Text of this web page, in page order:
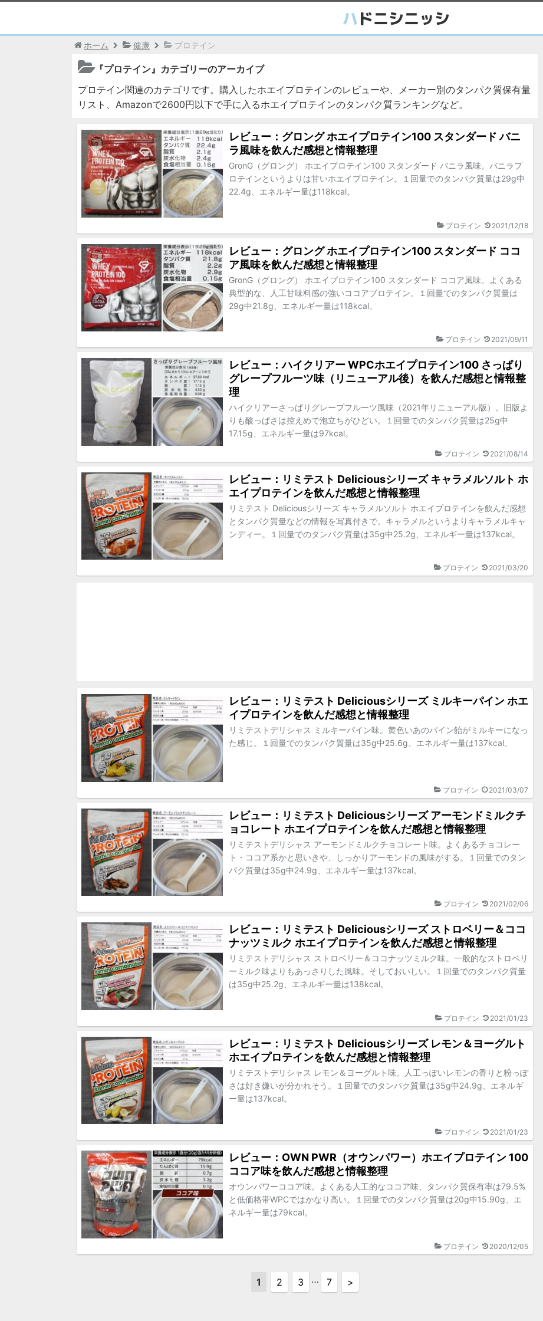
ホーム 健康 プロテイン
『プロテイン』カテゴリーのアーカイブ
プロテイン関連のカテゴリです。購入したホエイプロテインのレビューや、メーカー別のタンパク質保有量
リスト、Amazonで2600円以下で手に入るホエイプロテインのタンパク質ランキングなど。
レビュー：グロング ホエイプロテイン100 スタンダード バニ
ラ風味を飲んだ感想と情報整理
GronG（グロング） ホエイプロテイン100 スタンダード バニラ風味。バニラプ
ロテインというよりは甘いホエイプロテイン。１回量でのタンパク質量は29g中
22.4g、エネルギー量は118kcal。
プロテイン 2021/12/18
レビュー：グロング ホエイプロテイン100 スタンダード ココ
ア風味を飲んだ感想と情報整理
GronG（グロング） ホエイプロテイン100 スタンダード ココア風味。よくある
典型的な、人工甘味料感の強いココアプロテイン。１回量でのタンパク質量は
29g中21.8g、エネルギー量は118kcal。
プロテイン 2021/09/11
レビュー：ハイクリアー WPCホエイプロテイン100 さっぱり
グレープフルーツ味（リニューアル後）を飲んだ感想と情報整
理
ハイクリアーさっぱりグレープフルーツ風味（2021年リニューアル版）。旧版よ
りも酸っぱさは控えめで泡立ちがひどい。１回量でのタンパク質量は25g中
17.15g、エネルギー量は97kcal。
プロテイン 2021/08/14
レビュー：リミテスト Deliciousシリーズ キャラメルソルト ホ
エイプロテインを飲んだ感想と情報整理
リミテスト Deliciousシリーズ キャラメルソルト ホエイプロテインを飲んだ感想
とタンパク質量などの情報を写真付きで。キャラメルというよりキャラメルキャ
ンディー。１回量でのタンパク質量は35g中25.2g、エネルギー量は137kcal。
プロテイン 2021/03/20
レビュー：リミテスト Deliciousシリーズ ミルキーパイン ホエ
イプロテインを飲んだ感想と情報整理
リミテストデリシャス ミルキーパイン味。黄色いあのパイン飴がミルキーになっ
た感じ。１回量でのタンパク質量は35g中25.6g、エネルギー量は137kcal。
プロテイン 2021/03/07
レビュー：リミテスト Deliciousシリーズ アーモンドミルクチ
ョコレート ホエイプロテインを飲んだ感想と情報整理
リミテストデリシャス アーモンドミルクチョコレート味。よくあるチョコレー
ト・ココア系かと思いきや、しっかりアーモンドの風味がする。１回量でのタン
パク質量は35g中24.9g、エネルギー量は137kcal。
プロテイン 2021/02/06
レビュー：リミテスト Deliciousシリーズ ストロベリー＆ココ
ナッツミルク ホエイプロテインを飲んだ感想と情報整理
リミテストデリシャス ストロベリー＆ココナッツミルク味。一般的なストロベリ
ーミルク味よりもあっさりした風味。そしておいしい。１回量でのタンパク質量
は35g中25.2g、エネルギー量は138kcal。
プロテイン 2021/01/23
レビュー：リミテスト Deliciousシリーズ レモン＆ヨーグルト
ホエイプロテインを飲んだ感想と情報整理
リミテストデリシャス レモン＆ヨーグルト味。人工っぽいレモンの香りと粉っぽ
さは好き嫌いが分かれそう。１回量でのタンパク質量は35g中24.9g、エネルギ
ー量は137kcal。
プロテイン 2021/01/23
レビュー：OWN PWR（オウンパワー）ホエイプロテイン 100
ココア味を飲んだ感想と情報整理
オウンパワーココア味。よくある人工的なココア味、タンパク質保有率は79.5%
と低価格帯WPCではかなり高い。１回量でのタンパク質量は20g中15.90g、エ
ネルギー量は79kcal。
プロテイン 2020/12/05
1 2 3 … 7 >